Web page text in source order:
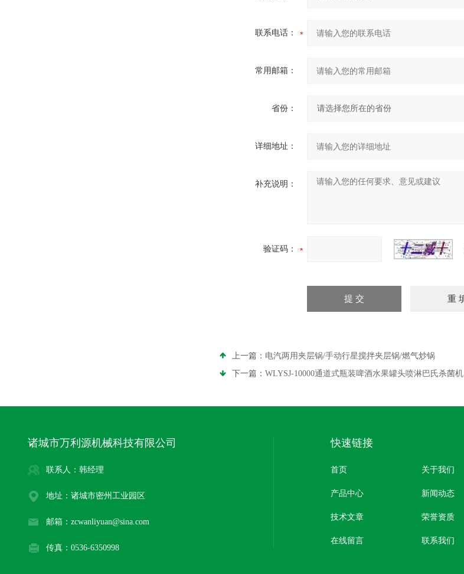
联系电话：
常用邮箱：
省份：
详细地址：
补充说明：
验证码：
上一篇： 电汽两用夹层锅/手动行星搅拌夹层锅/燃气炒锅
下一篇： WLYSJ-10000通道式瓶装啤酒水果罐头喷淋巴氏杀菌机
诸城市万利源机械科技有限公司
联系人：韩经理
地址：诸城市密州工业园区
邮箱：zcwanliyuan@sina.com
传真：0536-6350998
快速链接
首页 关于我们
产品中心 新闻动态
技术文章 荣誉资质
在线留言 联系我们